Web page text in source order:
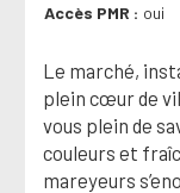
Accès PMR
oui
Le marché,
plein cœur de
vous plein de
couleurs et
mareyeurs